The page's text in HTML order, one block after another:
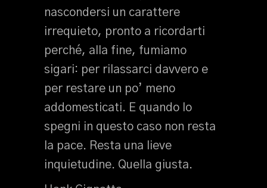
nascondersi un carattere
irrequieto, pronto a ricordarti
perché, alla fine, fumiamo
sigari: per rilassarci davvero e
per restare un po’ meno
addomesticati. E quando lo
spegni in questo caso non resta
la pace. Resta una lieve
inquietudine. Quella giusta.